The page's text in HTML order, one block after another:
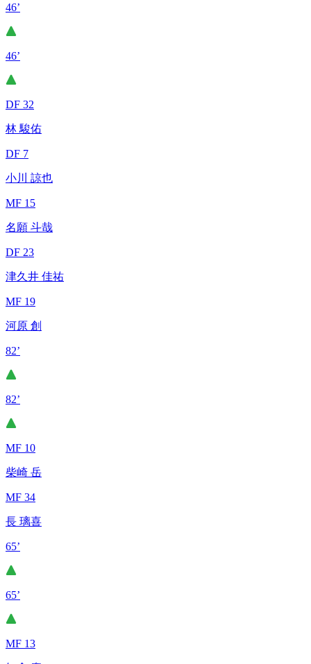
46’
46’
DF 32
林 駿佑
DF 7
小川 諒也
MF 15
名願 斗哉
DF 23
津久井 佳祐
MF 19
河原 創
82’
82’
MF 10
柴崎 岳
MF 34
長 璃喜
65’
65’
MF 13